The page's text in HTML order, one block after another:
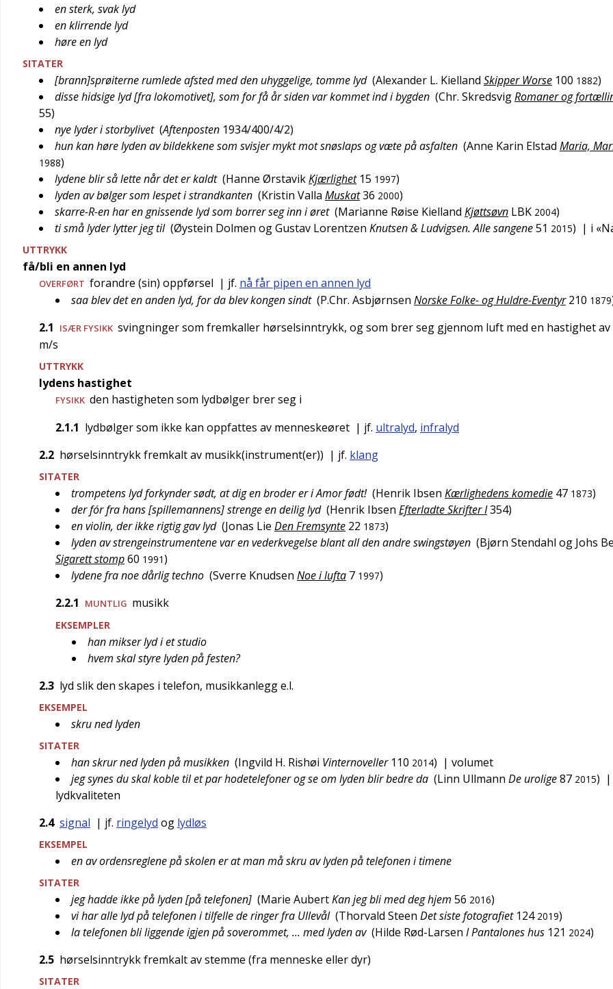
en sterk, svak lyd
en klirrende lyd
høre en lyd
SITATER
[brann]sprøiterne rumlede afsted med den uhyggelige, tomme lyd (Alexander L. Kielland Skipper Worse 100 1882)
disse hidsige lyd [fra lokomotivet], som for få år siden var kommet ind i bygden (Chr. SkredsvigRomaner og
55)
nye lyder i storbylivet (Aftenposten 1934/400/4/2)
hun kan høre lyden av bildekkene som svisjer mykt mot snøslaps og væte på asfalten (Anne Karin Elstad Maria,
1988)
lydene blir så lette når det er kaldt (Hanne ØrstavikKjærlighet 15 1997)
lyden av bølger som lespet i strandkanten (Kristin Valla Muskat36 2000)
skarre-R-en har en gnissende lyd som borrer seg inn i øret (Marianne Røise Kielland Kjøttsøvn LBK 2004)
ti små lyder lytter jeg til (Øystein Dolmen og Gustav Lorentzen Knutsen & Ludvigsen. Alle sangene51 2015) | i
UTTRYKK
få/bli en annen lyd
OVERFØRT forandre (sin) oppførsel | jf. nå får pipen en annen lyd
saa blev det en anden lyd, for da blev kongen sindt (P.Chr. Asbjørnsen Norske Folke- og Huldre-Eventyr 210 1879
2.1
ISÆR FYSIKK svingninger som fremkaller hørselsinntrykk, og som brer seg gjennom luft med en hastighet av
m/s
UTTRYKK
lydens hastighet
FYSIKK den hastigheten som lydbølger brer seg i
2.1.1 lydbølger som ikke kan oppfattes av menneskeøret | jf. ultralyd, infralyd
2.2 hørselsinntrykk fremkalt av musikk(instrument(er)) | jf. klang
SITATER
trompetens lyd forkynder sødt, at dig en broder er i Amor født! (Henrik Ibsen Kærlighedens komedie 47 1873)
der fór fra hans [spillemannens] strenge en deilig lyd (Henrik Ibsen Efterladte Skrifter I354)
en violin, der ikke rigtig gav lyd (Jonas Lie Den Fremsynte 22 1873)
lyden av strengeinstrumentene var en vederkvegelse blant all den andre swingstøyen (Bjørn Stendahl og Johs
Sigarett stomp60 1991)
lydene fra noe dårlig techno (Sverre Knudsen Noe i lufta 7 1997)
2.2.1
MUNTLIG musikk
EKSEMPLER
han mikser lyd i et studio
hvem skal styre lyden på festen?
2.3 lyd slik den skapes i telefon, musikkanlegg e.l.
EKSEMPEL
skru ned lyden
SITATER
han skrur ned lyden på musikken (Ingvild H. Rishøi Vinternoveller 110 2014) | volumet
jeg synes du skal koble til et par hodetelefoner og se om lyden blir bedre da (Linn Ullmann De urolige87 2015) |
lydkvaliteten
2.4 signal | jf. ringelyd og lydløs
EKSEMPEL
en av ordensreglene på skolen er at man må skru av lyden på telefonen i timene
SITATER
jeg hadde ikke på lyden [på telefonen] (Marie AubertKan jeg bli med deg hjem 56 2016)
vi har alle lyd på telefonen i tilfelle de ringer fra Ullevål (Thorvald Steen Det siste fotografiet 124 2019)
la telefonen bli liggende igjen på soverommet, … med lyden av (Hilde Rød-Larsen I Pantalones hus 121 2024)
2.5 hørselsinntrykk fremkalt av stemme (fra menneske eller dyr)
SITATER